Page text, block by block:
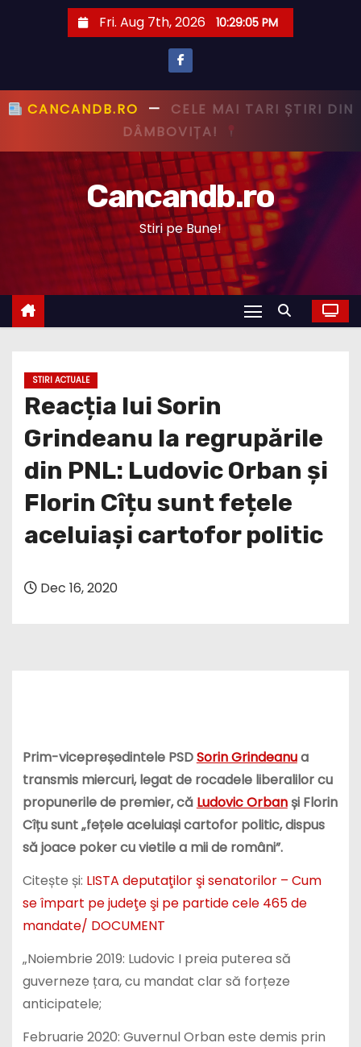
Fri. Aug 7th, 2026 10:29:06 PM
CANCANDB.RO— PRIMUL CU ȘTIREA,
PRIMUL CU ADEVĂRUL!
Cancandb.ro
Stiri pe Bune!
STIRI ACTUALE
Reacția lui Sorin
Grindeanu la regrupările
din PNL: Ludovic Orban și
Florin Cîțu sunt fețele
aceluiași cartofor politic
Dec 16, 2020
Prim-vicepreședintele PSDSorin Grindeanua
transmis miercuri, legat de rocadele liberalilor cu
propunerile de premier, că Ludovic Orbanși Florin
Cîțu sunt „fețele aceluiași cartofor politic, dispus
să joace poker cu vietile a mii de români”.
Citește și: LISTA deputaţilor şi senatorilor – Cum
se împart pe judeţe şi pe partide cele 465 de
mandate/ DOCUMENT
„Noiembrie 2019: Ludovic I preia puterea să
guverneze țara, cu mandat clar să forțeze
anticipatele;
Februarie 2020: Guvernul Orban este demis prin